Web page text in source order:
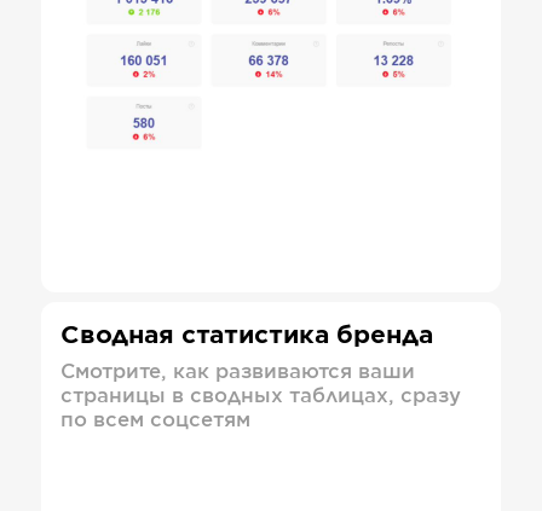
Сводная статистика бренда
Смотрите, как развиваются ваши
страницы в сводных таблицах, сразу
по всем соцсетям